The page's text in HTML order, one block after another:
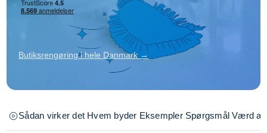
Butiksrengøring i hele Danmark →
Sådan virker det Hvem byder Eksempler Spørgsmål Værd at